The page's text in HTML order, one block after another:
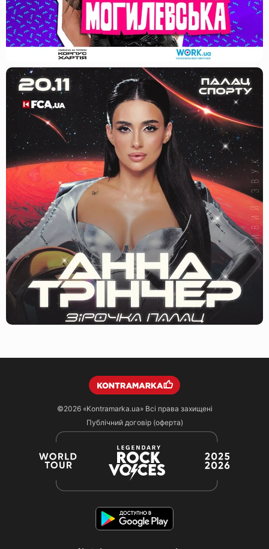
©2026 «Kontramarka.ua»Всі права захищені
Публічний договір (оферта)